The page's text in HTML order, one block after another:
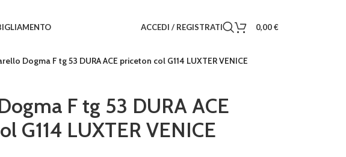
ACCEDI / REGISTRATI 0,00€
Dogma F tg 53 DURA ACE priceton col G114 LUXTER VENICE
F tg 53 DURA ACE
G114 LUXTER VENICE